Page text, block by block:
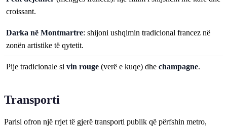
croissant.
Darka në Montmartre: shijoni ushqimin tradicional francez në
zonën artistike të qytetit.
Pije tradicionale si vin rouge (verë e kuqe) dhe champagne.
Transporti
Parisi ofron një rrjet të gjerë transporti publik që përfshin metro,